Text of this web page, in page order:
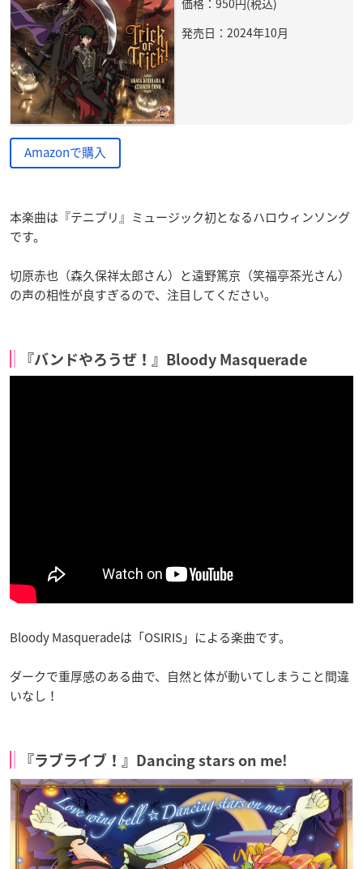
発売日：2024年10月
Amazonで購入
本楽曲は『テニプリ』ミュージック初となるハロウィンソング
です。
切原赤也（森久保祥太郎さん）と遠野篤京（笑福亭茶光さん）
の声の相性が良すぎるので、注目してください。
『バンドやろうぜ！』Bloody Masquerade
Bloody Masqueradeは「OSIRIS」による楽曲です。
ダークで重厚感のある曲で、自然と体が動いてしまうこと間違
いなし！
『ラブライブ！』Dancing stars on me!